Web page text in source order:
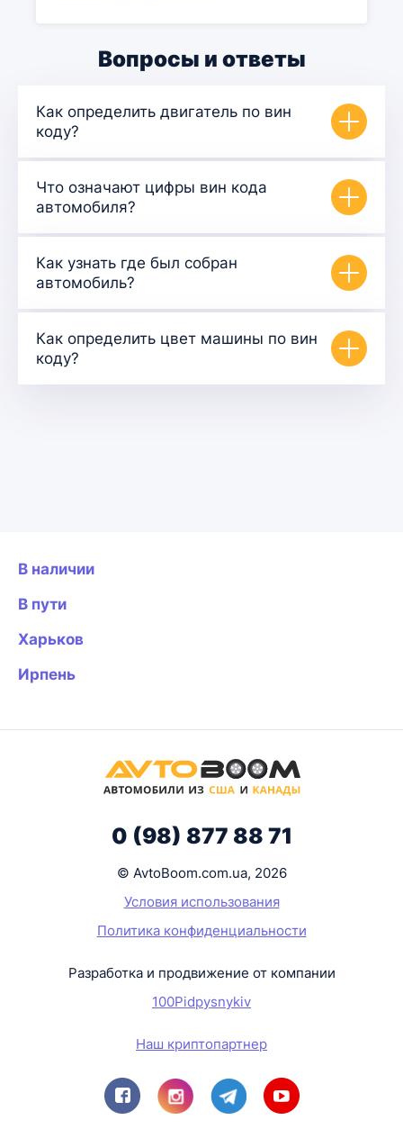
Вопросы и ответы
Как определить двигатель по вин
коду?
Что означают цифры вин кода
автомобиля?
Как узнать где был собран
автомобиль?
Как определить цвет машины по вин
коду?
В наличии
В пути
Харьков
Ирпень
0 (98) 877 88 71
© AvtoBoom.com.ua, 2026
Условия использования
Политика конфиденциальности
Разработка и продвижение от компании
100Pidpysnykiv
Наш криптопартнер